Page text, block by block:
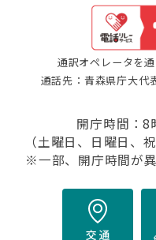
通訳オペレータを
通話先：青森県庁大代
開庁時間：8
（土曜日、日曜日、
※一部、開庁時間が